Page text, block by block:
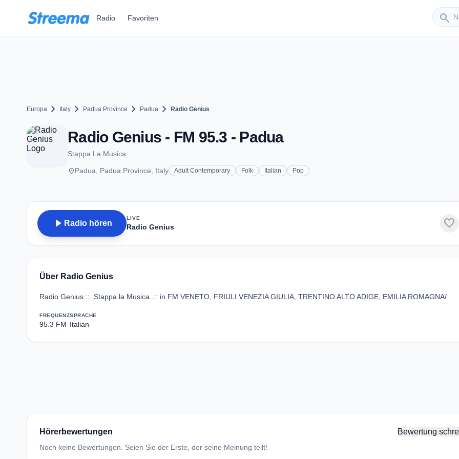
Radio Favoriten search
Europa chevron_right Italy chevron_right Padua Province chevron_right Padua chevron_right Radio Genius
Radio Genius - FM 95.3 - Padua
Stappa La Musica
placePadua, Padua Province, Italy Adult Contemporary Folk Italian Pop
play_arrow Radio hören
LIVE
Radio Genius favorite
Über Radio Genius
Radio Genius ::..Stappa la Musica..:: in FM VENETO, FRIULI VENEZIA GIULIA, TRENTINO ALTO ADIGE, EMILIA ROMAGNA/
FREQUENZ
95.3 FM
SPRACHE
Italian
Hörerbewertungen Bewertung
Noch keine Bewertungen. Seien Sie der Erste, der seine Meinung teilt!